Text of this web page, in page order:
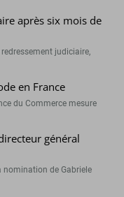
après six mois de
judiciaire,
en France
du Commerce mesure
général
nomination de Gabriele